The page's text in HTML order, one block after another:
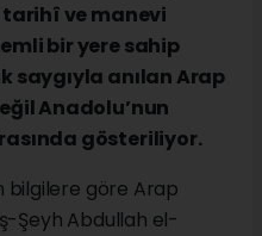
ve manevi
bir yere sahip
saygıyla anılan Arap
Anadolu’nun
gösteriliyor.
bilgilere göre Arap
Şeyh Abdullah el-